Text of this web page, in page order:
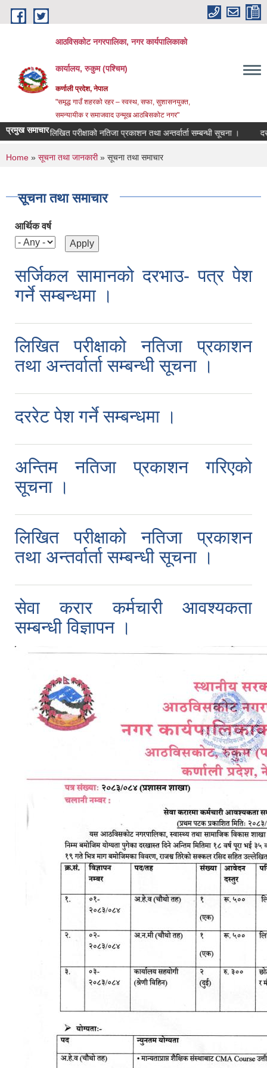
Skip to main content
आठविसकोट नगरपालिका, नगर कार्यपालिकाको
कार्यालय, रुकुम (पश्चिम)
कर्णाली प्रदेश, नेपाल
"समृद्ध गाउँ शहरको रहर – स्वस्थ, सफा, सुशासनयुक्त,
समन्यायीक र समाजवाद उन्मूख आठबिसकोट नगर"
प्रमुख समाचार
लिखित परीक्षाको नतिजा प्रकाशन तथा अन्तर्वार्ता सम्बन्धी सूचना । दररेट पेश गर्ने
You are here
Home » सूचना तथा जानकारी» सूचना तथा समाचार
सूचना तथा समाचार
आर्थिक वर्ष
सर्जिकल सामानको दरभाउ- पत्र पेश
गर्ने सम्बन्धमा ।
लिखित परीक्षाको नतिजा प्रकाशन
तथा अन्तर्वार्ता सम्बन्धी सूचना ।
दररेट पेश गर्ने सम्बन्धमा ।
अन्तिम नतिजा प्रकाशन गरिएको
सूचना ।
लिखित परीक्षाको नतिजा प्रकाशन
तथा अन्तर्वार्ता सम्बन्धी सूचना ।
सेवा करार कर्मचारी आवश्यकता
सम्बन्धी विज्ञापन ।